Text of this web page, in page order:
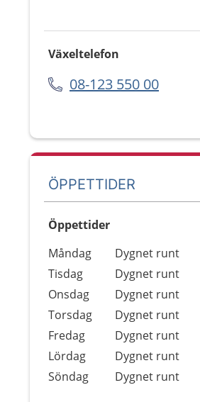
Växeltelefon
08-123 550 00
ÖPPETTIDER
Öppettider
Dag
Öppettider
Kommentarer
Måndag
Dygnet runt
Tisdag
Dygnet runt
Onsdag
Dygnet runt
Torsdag
Dygnet runt
Fredag
Dygnet runt
Lördag
Dygnet runt
Söndag
Dygnet runt